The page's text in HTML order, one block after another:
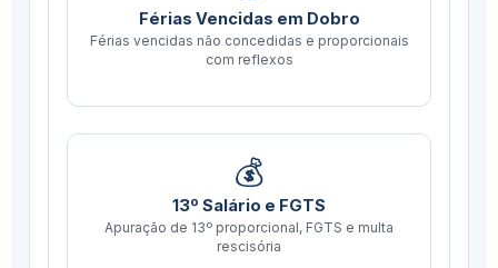
Férias Vencidas em Dobro
Férias vencidas não concedidas e proporcionais
com reflexos
💰
13º Salário e FGTS
Apuração de 13º proporcional, FGTS e multa
rescisória